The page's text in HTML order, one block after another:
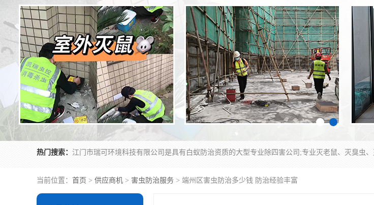
热门搜索：
当前位置： 首页 > 供应商机 > 害虫防治服务 > 端州区害虫防治多少钱 防治经验丰富